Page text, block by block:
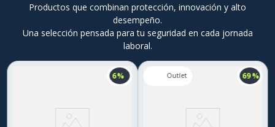
Productos que combinan protección, innovación y alto
desempeño.
Una selección pensada para tu seguridad en cada jornada
laboral.
6 % 69 %